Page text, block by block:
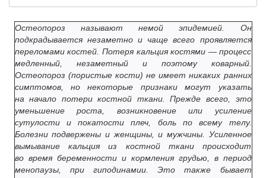
Остеопороз называют немой эпидемией. Он
подкрадывается незаметно и чаще всего проявляется
переломами костей. Потеря кальция костями — процесс
медленный, незаметный и поэтому коварный.
Остеопороз (пористые кости) не имеет никаких ранних
симптомов, но некоторые признаки могут указать
на начало потери костной ткани. Прежде всего, это
уменьшение роста, возникновение или усиление
сутулости и покатости плеч, боль по всему телу.
Болезни подвержены и женщины, и мужчины. Усиленное
вымывание кальция из костной ткани происходит
во время беременности и кормления грудью, в период
менопаузы, при гиподинамии. Это также бывает